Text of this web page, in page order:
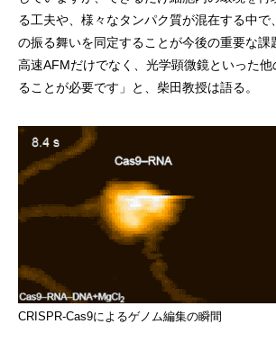
る工夫や、様々なタンパク質が混在する中で
の振る舞いを同定することが今後の重要な課
高速AFMだけでなく、光学顕微鏡といった
ることが必要です」と、柴田教授は語る。
CRISPR-Cas9によるゲノム編集の瞬間